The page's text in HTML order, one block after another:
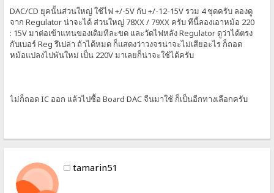
DAC/CD ยุคนั้นส่วนใหญ่ ใช้ไฟ +/-5V กับ +/-12-15V รวม 4 ชุดครับ ลองดู
จาก Regulator น่าจะได้ ส่วนใหญ่ 78XX / 79XX ครับ ทีนี้ลองเอาหม้อ 220
: 15V มาต่อเข้าแทนของเดิมทีละขด และวัดไฟหลัง Regulator ดูว่าได้ตรง
กับเบอร์ Reg รึเปล่า ถ้าได้หมด ก็แสดงว่าวงจรน่าจะไม่เสียอะไร ก็ถอด
หม้อแปลงไปพันใหม่ เป็น 220V มาเลยก็น่าจะใช้ได้ครับ
ไม่ก็ถอด IC ออก แล้วไปซื้อ Board DAC จีนมาใช้ ก็เป็นอีกทางเลือกครับ
tamarin51